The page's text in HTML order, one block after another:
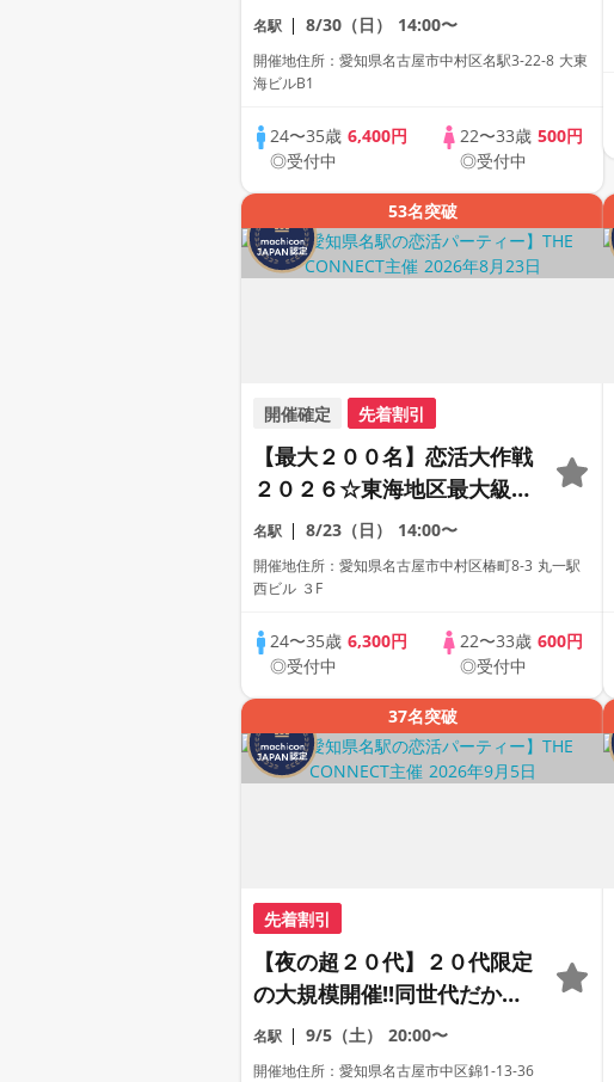
恋活パーティー【２０代＆ア
ラサー世代中心】【１人参加
も多数】【駅近】
名駅 8/30（日） 14:00〜
開催地住所：愛知県名古屋市中村区名駅3-22-8 大東
海ビルB1
24〜35歳6,400円
◎受付中
22〜33歳 500円
◎受付中
53名突破
開催確定 先着割引
【最大２００名】恋活大作戦
２０２６☆東海地区最大級の
恋活パーティー【２０代＆ア
ラサー世代中心】【１人参加
も多数】【駅近】
名駅 8/23（日） 14:00〜
開催地住所：愛知県名古屋市中村区椿町8-3 丸一駅
西ビル ３F
24〜35歳6,300円
◎受付中
22〜33歳 600円
◎受付中
37名突破
先着割引
【夜の超２０代】２０代限定
の大規模開催!!同世代だから
距離が縮まる２０代だけの大
合コン♡【１人参加も多数】
名駅 9/5（土） 20:00〜
開催地住所：愛知県名古屋市中区錦1-13-36